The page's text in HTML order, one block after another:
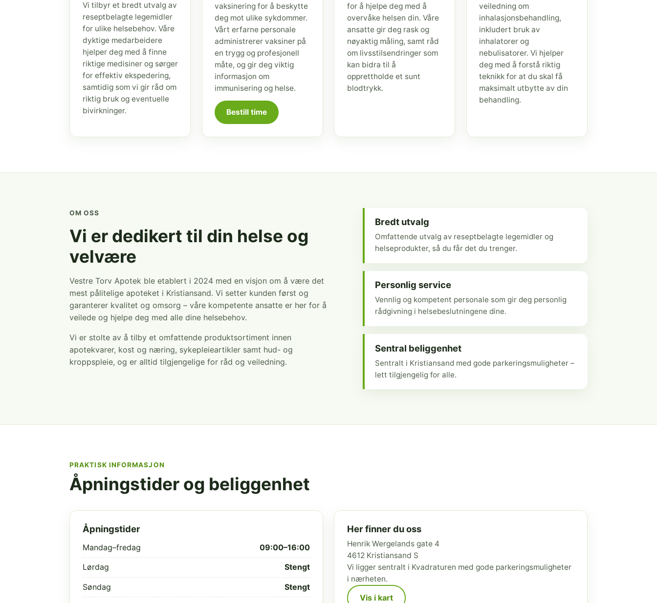
Vi tilbyr et bredt utvalg av
reseptbelagte legemidler
for ulike helsebehov. Våre
dyktige medarbeidere
hjelper deg med å finne
riktige medisiner og sørger
for effektiv ekspedering,
samtidig som vi gir råd om
riktig bruk og eventuelle
bivirkninger.
vaksinering for å beskytte
deg mot ulike sykdommer.
Vårt erfarne personale
administrerer vaksiner på
en trygg og profesjonell
måte, og gir deg viktig
informasjon om
immunisering og helse.
Bestill time
for å hjelpe deg med å
overvåke helsen din. Våre
ansatte gir deg rask og
nøyaktig måling, samt råd
om livsstilsendringer som
kan bidra til å
opprettholde et sunt
blodtrykk.
veiledning om
inhalasjonsbehandling,
inkludert bruk av
inhalatorer og
nebulisatorer. Vi hjelper
deg med å forstå riktig
teknikk for at du skal få
maksimalt utbytte av din
behandling.
OM OSS
Vi er dedikert til din helse og
velvære
Vestre Torv Apotek ble etablert i 2024 med en visjon om å være det
mest pålitelige apoteket i Kristiansand. Vi setter kunden først og
garanterer kvalitet og omsorg – våre kompetente ansatte er her for å
veilede og hjelpe deg med alle dine helsebehov.
Vi er stolte av å tilby et omfattende produktsortiment innen
apotekvarer, kost og næring, sykepleieartikler samt hud- og
kroppspleie, og er alltid tilgjengelige for råd og veiledning.
Bredt utvalg
Omfattende utvalg av reseptbelagte legemidler og
helseprodukter, så du får det du trenger.
Personlig service
Vennlig og kompetent personale som gir deg personlig
rådgivning i helsebeslutningene dine.
Sentral beliggenhet
Sentralt i Kristiansand med gode parkeringsmuligheter –
lett tilgjengelig for alle.
PRAKTISK INFORMASJON
Åpningstider og beliggenhet
Åpningstider
Mandag–fredag 09:00–16:00
Lørdag Stengt
Søndag Stengt
Her finner du oss
Henrik Wergelands gate 4
4612 Kristiansand S
Vi ligger sentralt i Kvadraturen med gode parkeringsmuligheter
i nærheten.
Vis i kart